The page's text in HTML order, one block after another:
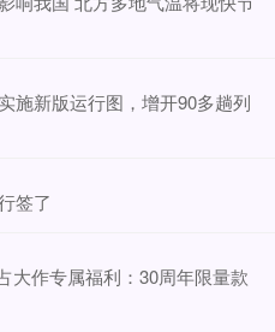
施新版运行图，增开90多趟列
签了
大作专属福利：30周年限量款